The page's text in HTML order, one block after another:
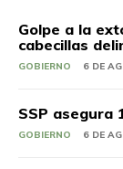
Golpe a la
cabecillas
GOBIERNO 6 DE
SSP asegura
GOBIERNO 6 DE